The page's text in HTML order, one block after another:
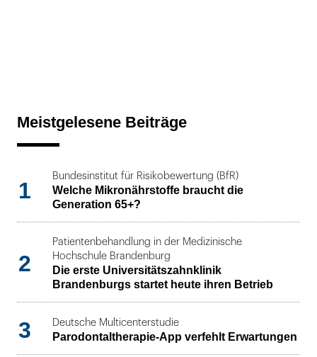
Meistgelesene Beiträge
1
Bundesinstitut für Risikobewertung (BfR)
Welche Mikronährstoffe braucht die
Generation 65+?
2
Patientenbehandlung in der Medizinische
Hochschule Brandenburg
Die erste Universitätszahnklinik
Brandenburgs startet heute ihren Betrieb
3 Deutsche Multicenterstudie
Parodontaltherapie-App verfehlt Erwartungen